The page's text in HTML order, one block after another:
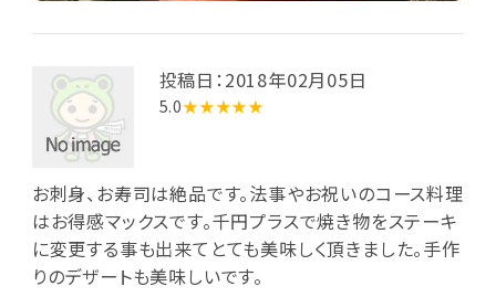
投稿日：2018年02月05日
5.0★★★★★
お刺身、お寿司は絶品です。法事やお祝いのコース料理
はお得感マックスです。千円プラスで焼き物をステーキ
に変更する事も出来てとても美味しく頂きました。手作
りのデザートも美味しいです。